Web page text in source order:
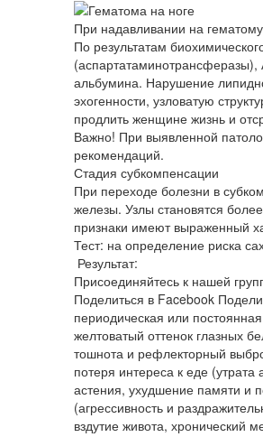
При надавливании на
По результатам
альбумина. Нарушение
эхогенности, узловатую
продлить женщине жизнь и
Важно! При выявленной
рекомендаций.
Стадия субкомпенсации
При переходе болезни в
железы. Узлы становятся
признаки имеют выраженный
Тест: на определение риска
Результат:
Присоединяйтесь к нашей
Поделиться в Facebook
периодическая или
желтоватый оттенок глазных
тошнота и рефлекторный
потеря интереса к еде (утрата
астения, ухудшение памяти и
(агрессивность и
вздутие живота, хронический